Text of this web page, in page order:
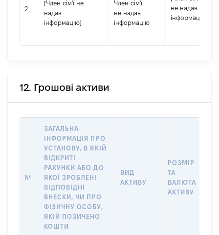
2
[Член сім'ї не
надав
інформацію]
Член сім'ї
не надав
інформацію
не надав
інформацію]
12. Грошові активи
№
ЗАГАЛЬНА
ІНФОРМАЦІЯ ПРО
УСТАНОВУ, В ЯКІЙ
ВІДКРИТІ
РАХУНКИ АБО ДО
ЯКОЇ ЗРОБЛЕНІ
ВІДПОВІДНІ
ВНЕСКИ, ЧИ ПРО
ФІЗИЧНУ ОСОБУ,
ЯКІЙ ПОЗИЧЕНО
КОШТИ
ВИД
АКТИВУ
РОЗМІР
ТА
ВАЛЮТА
АКТИВУ